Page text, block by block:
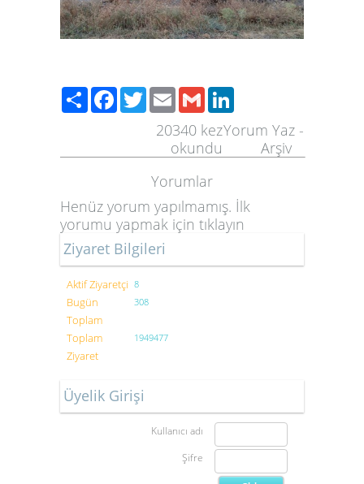
ShareFacebook
TwitterEmailGmail
Yorum Yaz -
Arşiv
20340 kez
okundu
Yorumlar
Henüz yorum yapılmamış. İlk
yorumu yapmak için tıklayın
Ziyaret Bilgileri
Aktif Ziyaretçi 8
Bugün
Toplam
308
Toplam
Ziyaret
1949477
Üyelik Girişi
Kullanıcı adı
Şifre